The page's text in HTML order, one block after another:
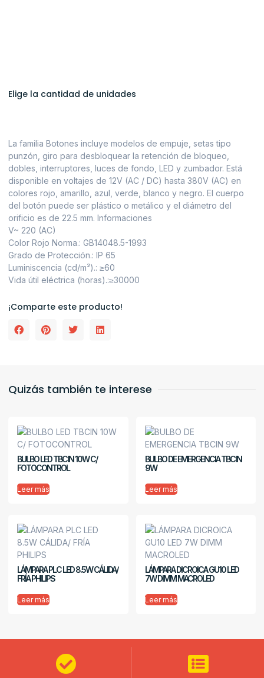
Elige la cantidad de unidades
La familia Botones incluye modelos de empuje, setas tipo
punzón, giro para desbloquear la retención de bloqueo,
dobles, interruptores, luces de fondo, LED y zumbador. Está
disponible en voltajes de 12V (AC / DC) hasta 380V (AC) en
colores rojo, amarillo, azul, verde, blanco y negro. El cuerpo
del botón puede ser plástico o metálico y el diámetro del
orificio es de 22.5 mm. Informaciones
V~ 220 (AC)
Color Rojo Norma.: GB14048.5-1993
Grado de Protección.: IP 65
Luminiscencia (cd/m²).: ≥60
Vida útil eléctrica (horas).:≥30000
¡Comparte este producto!
Quizás también te interese
BULBO LED TBCIN 10W C/
FOTOCONTROL
Leer más
BULBO DE EMERGENCIA TBCIN
9W
Leer más
LÁMPARA PLC LED 8.5W CÁLIDA/
FRÍA PHILIPS
Leer más
LÁMPARA DICROICA GU10 LED
7W DIMM MACROLED
Leer más